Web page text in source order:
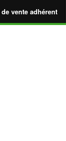
vente adhérent